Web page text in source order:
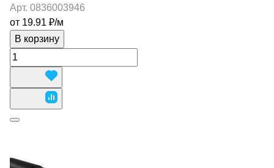
Арт. 0836003946
от 19.91 ₽/м
В корзину